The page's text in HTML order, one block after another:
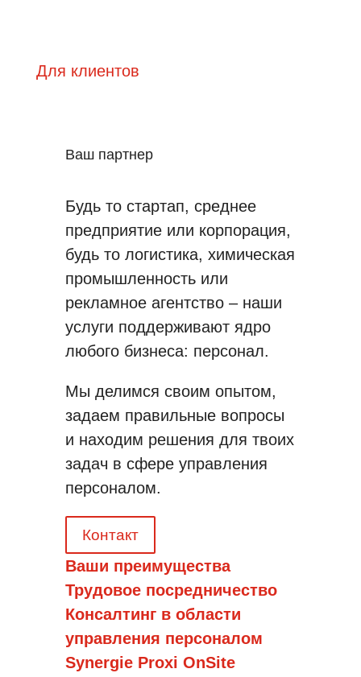
Для клиентов
Ваш партнер
Будь то стартап, среднее
предприятие или корпорация,
будь то логистика, химическая
промышленность или
рекламное агентство – наши
услуги поддерживают ядро
любого бизнеса: персонал.
Мы делимся своим опытом,
задаем правильные вопросы
и находим решения для твоих
задач в сфере управления
персоналом.
Контакт
Ваши преимущества
Трудовое посредничество
Консалтинг в области
управления персоналом
Synergie Proxi OnSite